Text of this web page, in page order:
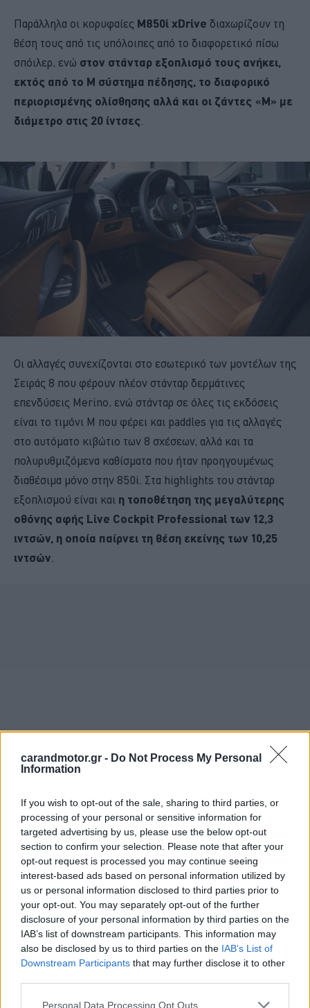
carandmotor.gr - Do Not Process My Personal
Information
If you wish to opt-out of the sale, sharing to third parties, or
processing of your personal or sensitive information for
targeted advertising by us, please use the below opt-out
section to confirm your selection. Please note that after your
opt-out request is processed you may continue seeing
interest-based ads based on personal information utilized by
us or personal information disclosed to third parties prior to
your opt-out. You may separately opt-out of the further
disclosure of your personal information by third parties on the
IAB’s list of downstream participants. This information may
also be disclosed by us to third parties on the IAB’s List of
Downstream Participants that may further disclose it to other
Please note that this website/app uses one or more Google
Personal Data Processing Opt Outs
Παράλληλα οι κορυφαίες M850i xDrive διαχωρίζουν τη
θέση τους από τις υπόλοιπες από το διαφορετικό πίσω
σπόιλερ, ενώ στον στάνταρ εξοπλισμό τους ανήκει,
εκτός από το M σύστημα πέδησης, το διαφορικό
περιορισμένης ολίσθησης αλλά και οι ζάντες «Μ» με
διάμετρο στις 20 ίντσες
Οι αλλαγές συνεχίζονται στο εσωτερικό των μοντέλων της
Σειράς 8 που φέρουν πλέον στάνταρ δερμάτινες
επενδύσεις Merino, ενώ στάνταρ σε όλες τις εκδόσεις
είναι το τιμόνι M που φέρει και paddles για τις αλλαγές
στο αυτόματο κιβώτιο των 8 σχέσεων, αλλά και τα
πολυρυθμιζόμενα καθίσματα που ήταν προηγουμένως
διαθέσιμα μόνο στην 850i. Στα highlights του στάνταρ
εξοπλισμού είναι και η τοποθέτηση της μεγαλύτερης
οθόνης αφής Live Cockpit Professional των 12,3
ιντσών, η οποία παίρνει τη θέση εκείνης των 10,25
ιντσών